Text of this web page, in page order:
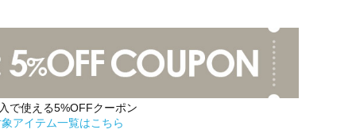
で使える5%OFFクーポン
アイテム一覧はこちら